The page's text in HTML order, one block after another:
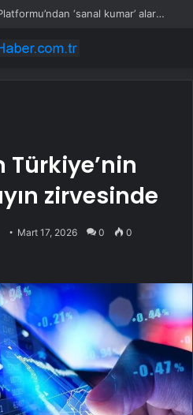
Mardin Kızıltepe Meclis Platformu’ndan ‘sanal kumar’ alarmı!
zirvesinde
Mart 17, 2026 0 0